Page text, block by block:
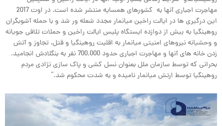
مهاجرت اجباری آنها به کشورهای همسایه منتشر شده است. در اوت 2017
این درگیری ها در ایالت راخین میانمار مجدد شعله ور شد و با حمله آشوبگران
روهینگیا به بیش از دوازده ایستگاه پلیس ایالت راخین و حملات تلافی جویانه
و وحشیانه نیروهای امنیتی میانمار به اقلیت روهینگیا و قتل، تجاوز و آتش
زدن خانه های آنها و مهاجرت اجباری حدود 700.000 نفر به بنگلادش انجامید.
بحرانی که توسط سازمان ملل بعنوان نسل کشی و پاک سازی نژادی مردم
روهینگیا توسط ارتش میانمار نامیده و به شدت محکوم شد.”